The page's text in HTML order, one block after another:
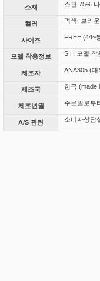
소재 스판 75%
컬러 먹색, 브라
사이즈 FREE (44~
모델 착용정보 S.H 모델 착
제조자 ANA305 (대
제조국 한국 (made
제조년월 주문일로부
A/S 관련 소비자상담